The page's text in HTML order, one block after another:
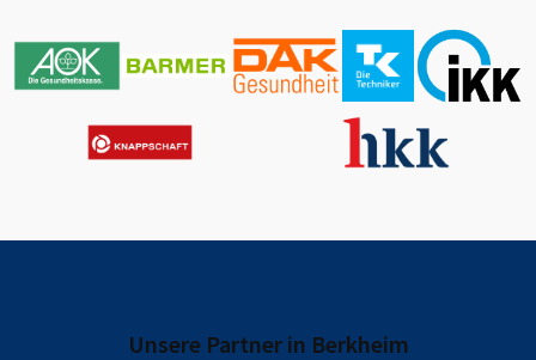
Unsere Partner in Berkheim